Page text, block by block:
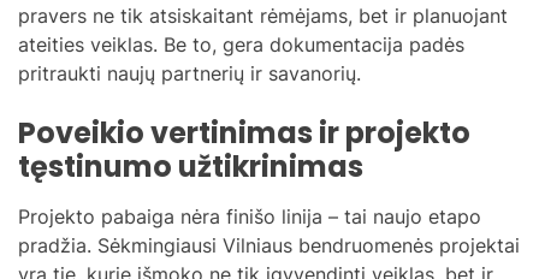
pravers ne tik atsiskaitant rėmėjams, bet ir planuojant
ateities veiklas. Be to, gera dokumentacija padės
pritraukti naujų partnerių ir savanorių.
Poveikio vertinimas ir projekto
tęstinumo užtikrinimas
Projekto pabaiga nėra finišo linija – tai naujo etapo
pradžia. Sėkmingiausi Vilniaus bendruomenės projektai
yra tie, kurie išmoko ne tik įgyvendinti veiklas, bet ir